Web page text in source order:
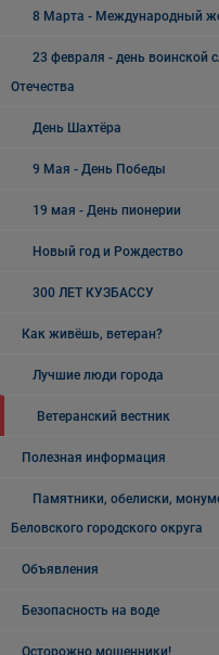
8 Марта - Международный
23 февраля - день воинской
Отечества
День Шахтёра
9 Мая - День Победы
19 мая - День пионерии
Новый год и Рождество
300 ЛЕТ КУЗБАССУ
Как живёшь, ветеран?
Лучшие люди города
Ветеранский вестник
Полезная информация
Памятники, обелиски,
Беловского городского округа
Объявления
Безопасность на воде
Осторожно мошенники!